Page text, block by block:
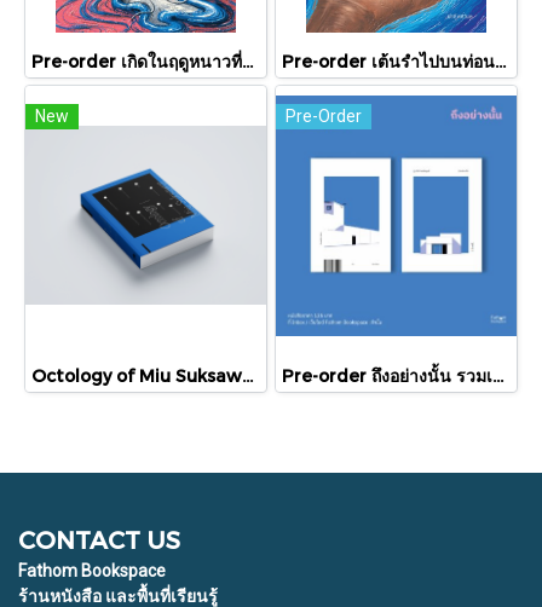
Pre-order เกิดในฤดูหนาวที่แดดส่องถึง / นทธี ศศิวิมล / Pandora Press Pre-order เต้นรำไปบนท่อนแขนอ่อนนุ่ม / นทธี ศศิวิมล / Pandora Press
New
Octology of Miu Suksawat / ภู่มณี ศิริพรไพบูลย์ / สำนักพิมพ์ตำหนัก
Pre-Order
Pre-order ถึงอย่างนั้น รวมเรื่องสั้น / ภู่มณี ศิริพรไพบูลย์ / สำนักพิมพ์ตำหนัก
CONTACT US
Fathom Bookspace
ร้านหนังสือ และพื้นที่เรียนรู้